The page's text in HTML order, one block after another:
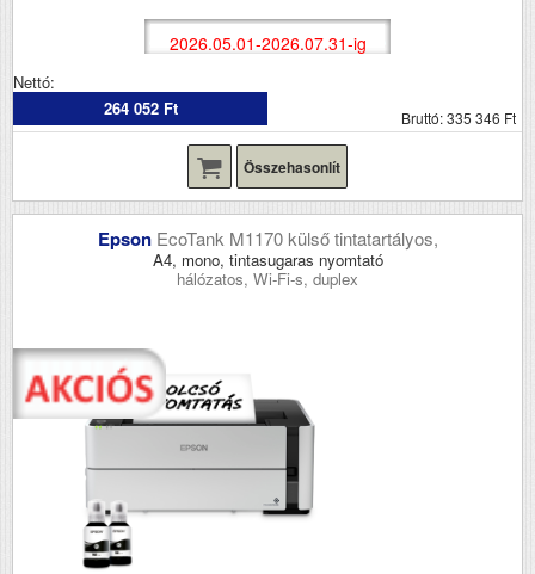
2026.05.01-2026.07.31-ig
Nettó:
264 052 Ft
Bruttó: 335 346 Ft
Összehasonlít
Epson EcoTank M1170 külső tintatartályos,
A4, mono, tintasugaras nyomtató
hálózatos, Wi-Fi-s, duplex